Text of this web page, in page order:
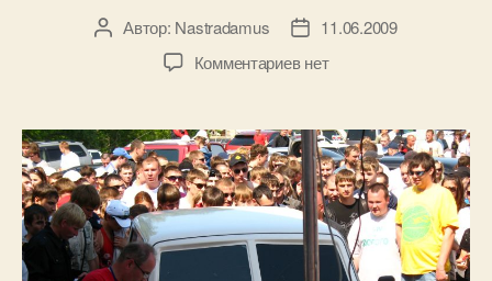
АвторАвтор: Nastradamus
Дата11.06.2009
Комментариевк
в
Новосибирске
—
IASCA
2009
нет